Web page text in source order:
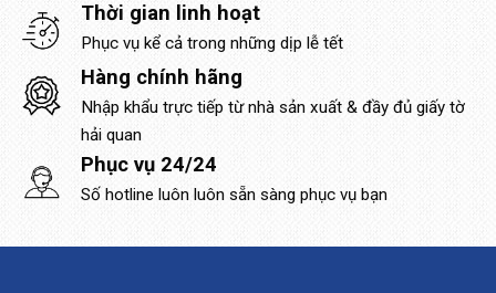
Thời gian linh hoạt
Phục vụ kể cả trong những dịp lễ tết
Hàng chính hãng
Nhập khẩu trực tiếp từ nhà sản xuất & đầy đủ giấy tờ
hải quan
Phục vụ 24/24
Số hotline luôn luôn sẵn sàng phục vụ bạn